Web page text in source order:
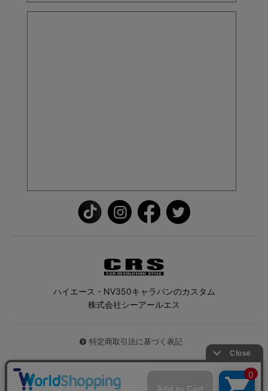
ハイエース・NV350キャラバンのカスタム
株式会社シーアールエス
特定商取引法に基づく表記
© 2026 ハイエース専門店CRS All Rights Reserved.